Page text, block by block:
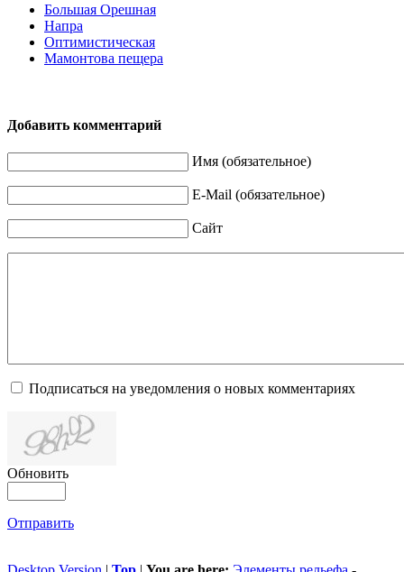
Большая Орешная
Напра
Оптимистическая
Мамонтова пещера
Добавить комментарий
Имя (обязательное)
E-Mail (обязательное)
Сайт
Подписаться на уведомления о новых комментариях
Обновить
Отправить